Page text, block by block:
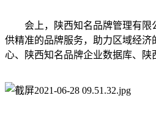
会上，陕西知名品牌管理有
供精准的品牌服务，助力区域经
心、陕西知名品牌企业数据库、陕